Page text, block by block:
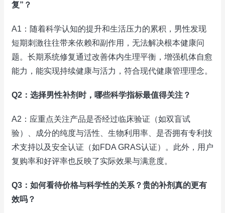
复”？
A1：随着科学认知的提升和生活压力的累积，男性发现
短期刺激往往带来依赖和副作用，无法解决根本健康问
题。长期系统修复通过改善体内生理平衡，增强机体自愈
能力，能实现持续健康与活力，符合现代健康管理理念。
Q2：选择男性补剂时，哪些科学指标最值得关注？
A2：应重点关注产品是否经过临床验证（如双盲试
验）、成分的纯度与活性、生物利用率、是否拥有专利技
术支持以及安全认证（如FDA GRAS认证）。此外，用户
复购率和好评率也反映了实际效果与满意度。
Q3：如何看待价格与科学性的关系？贵的补剂真的更有
效吗？